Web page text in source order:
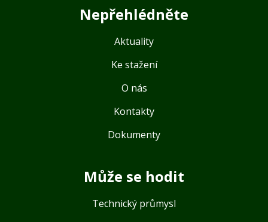
Nepřehlédněte
Aktuality
Ke stažení
O nás
Kontakty
Dokumenty
Může se hodit
Technický průmysl